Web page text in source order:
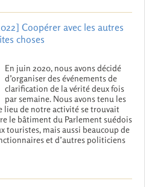
Coopérer avec les autres
choses
En juin 2020, nous avons décidé
d’organiser des événements de
clarification de la vérité deux fois
par semaine. Nous avons tenu les
lieu de notre activité se trouvait
le bâtiment du Parlement suédois
touristes, mais aussi beaucoup de
et d’autres politiciens